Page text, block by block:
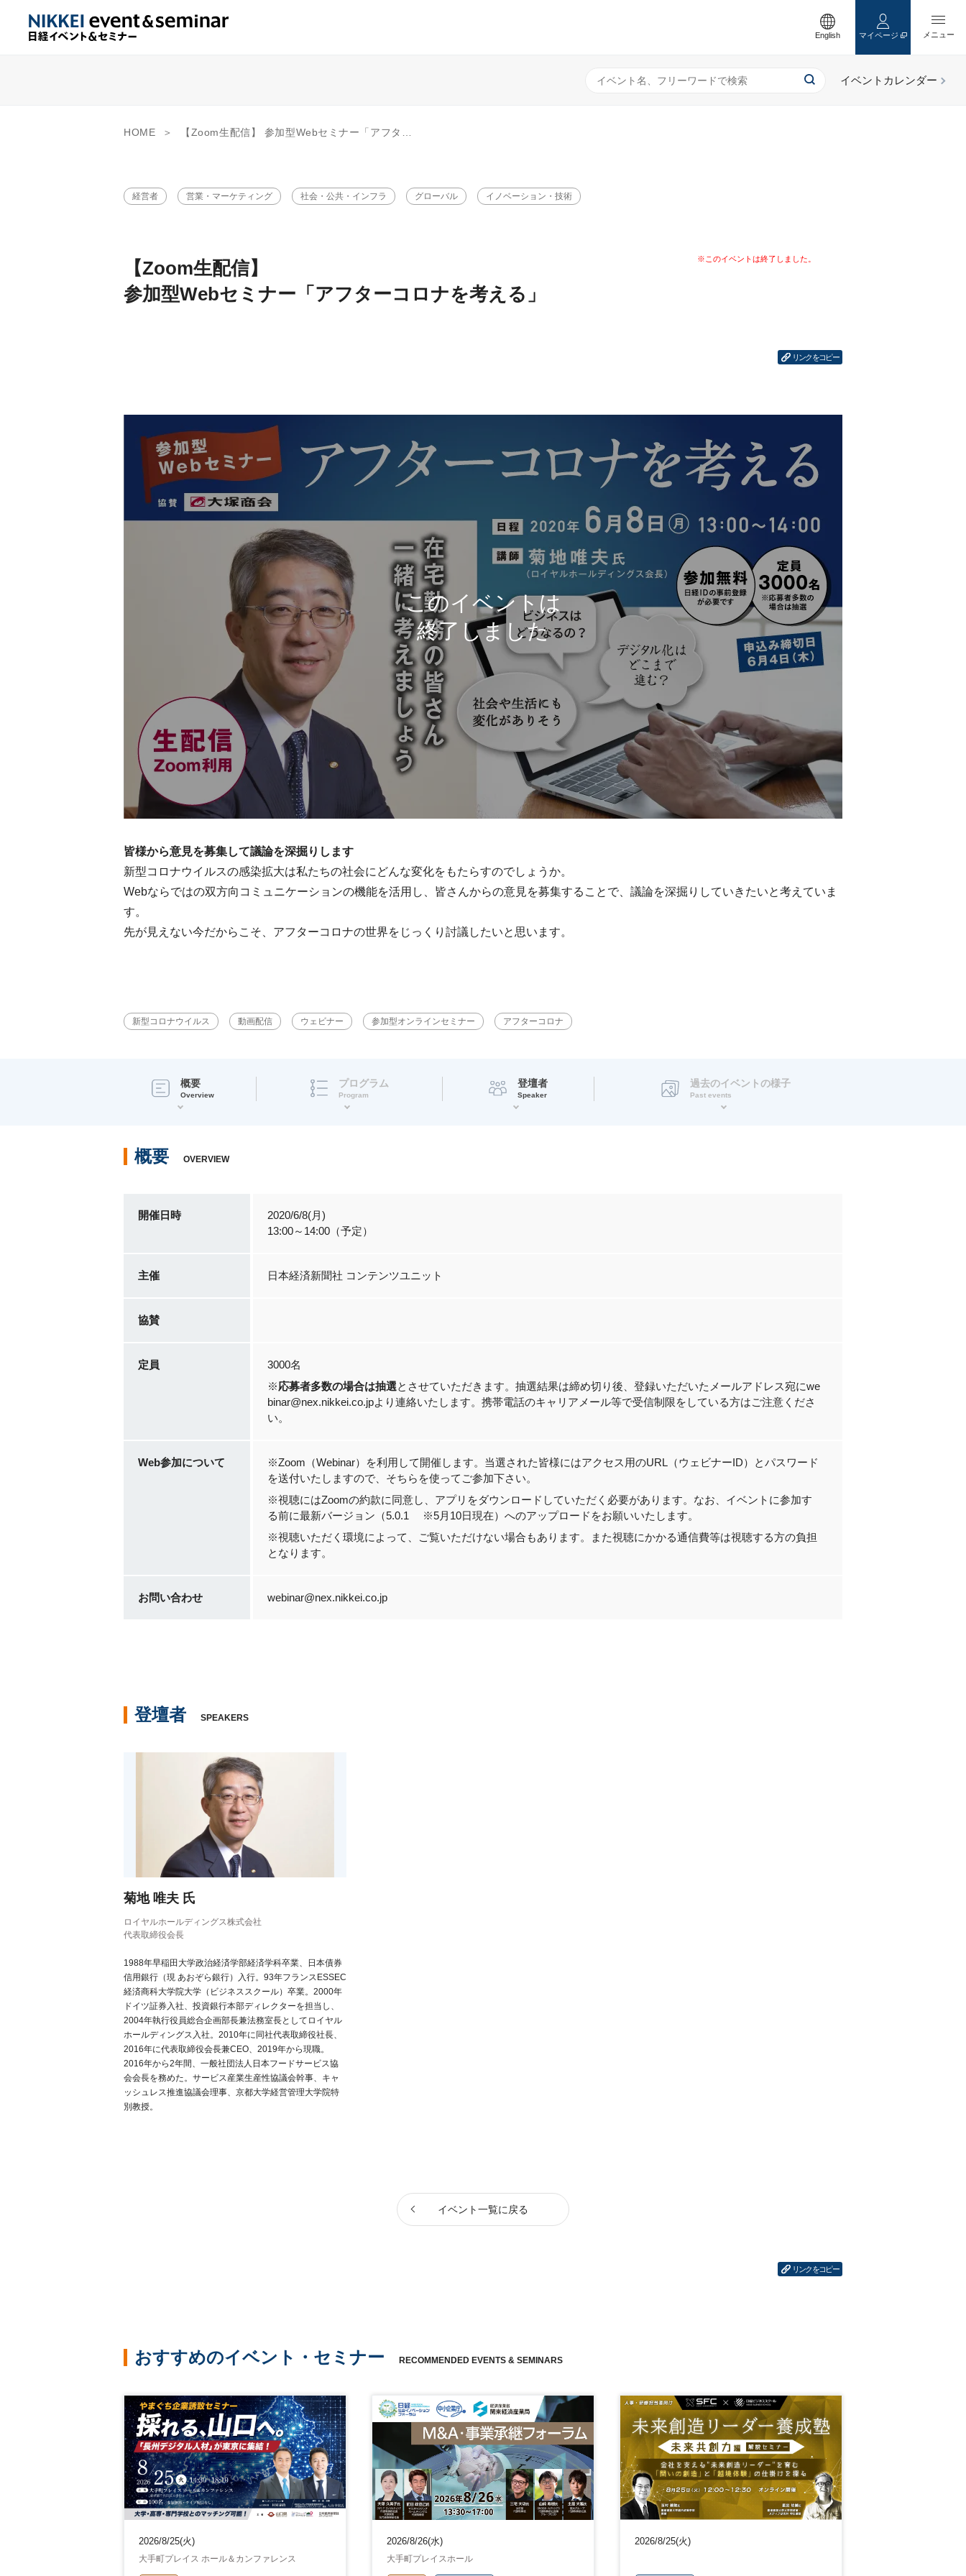
English マイページ
HOME 【Zoom生配信】 参加型Webセミナー「アフターコロナを考える」
経営者 営業・マーケティング 社会・公共・インフラ グローバル イノベーション・技術
【Zoom生配信】
参加型Webセミナー「アフターコロナを考える」
リンクをコピー
皆様から意見を募集して議論を深掘りします
新型コロナウイルスの感染拡大は私たちの社会にどんな変化をもたらすのでしょうか。
Webならではの双方向コミュニケーションの機能を活用し、皆さんからの意見を募集することで、議論を深掘りしていきたいと考えていま
す。
先が見えない今だからこそ、アフターコロナの世界をじっくり討議したいと思います。
新型コロナウイルス 動画配信 ウェビナー 参加型オンラインセミナー アフターコロナ
概要
Overview
プログラム
Program
登壇者
Speaker
過去のイベントの様子
Past events
概要 OVERVIEW
開催日時
2020/6/8(月)
13:00～14:00（予定）
主催 日本経済新聞社 コンテンツユニット
協賛
定員
3000名
※応募者多数の場合は抽選とさせていただきます。抽選結果は締め切り後、登録いただいたメールアドレス宛にwe
binar@nex.nikkei.co.jpより連絡いたします。携帯電話のキャリアメール等で受信制限をしている方はご注意くださ
い。
Web参加について
※Zoom（Webinar）を利用して開催します。当選された皆様にはアクセス用のURL（ウェビナーID）とパスワード
を送付いたしますので、そちらを使ってご参加下さい。
※視聴にはZoomの約款に同意し、アプリをダウンロードしていただく必要があります。なお、イベントに参加す
る前に最新バージョン（5.0.1 ※5月10日現在）へのアップロードをお願いいたします。
※視聴いただく環境によって、ご覧いただけない場合もあります。また視聴にかかる通信費等は視聴する方の負担
となります。
お問い合わせ webinar@nex.nikkei.co.jp
登壇者 SPEAKERS
菊地 唯夫 氏
ロイヤルホールディングス株式会社
代表取締役会長
1988年早稲田大学政治経済学部経済学科卒業、日本債券
信用銀行（現 あおぞら銀行）入行。93年フランスESSEC
経済商科大学院大学（ビジネススクール）卒業。2000年
ドイツ証券入社、投資銀行本部ディレクターを担当し、
2004年執行役員総合企画部長兼法務室長としてロイヤル
ホールディングス入社。2010年に同社代表取締役社長、
2016年に代表取締役会長兼CEO、2019年から現職。
2016年から2年間、一般社団法人日本フードサービス協
会会長を務めた。サービス産業生産性協議会幹事、キャ
ッシュレス推進協議会理事、京都大学経営管理大学院特
別教授。
イベント一覧に戻る
リンクをコピー
おすすめのイベント・セミナー RECOMMENDED EVENTS & SEMINARS
2026/8/25(火)
大手町プレイス ホール＆カンファレンス
2026/8/26(水)
大手町プレイスホール
2026/8/25(火)